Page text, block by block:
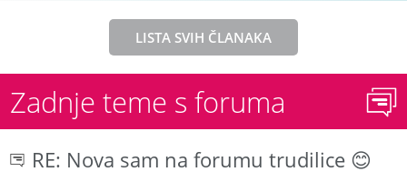
LISTA SVIH ČLANAKA
Zadnje teme s foruma
RE: Nova sam na forumu trudilice 😊